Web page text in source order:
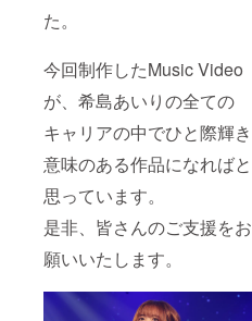
た。
今回制作したMusic Video
が、希島あいりの全ての
キャリアの中でひと際輝き
意味のある作品になればと
思っています。
是非、皆さんのご支援をお
願いいたします。